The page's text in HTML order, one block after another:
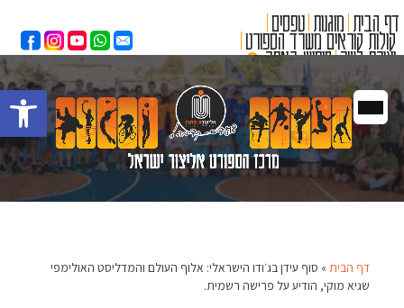
✕דף הבית מוגנות טפסים
קולות קוראים משרד הספורט
יצירת קשר חיפוש באתר
דף הבית » סוף עידן בג׳ודו הישראלי: אלוף העולם והמדליסט האולימפי
שגיא מוקי, הודיע על פרישה רשמית.